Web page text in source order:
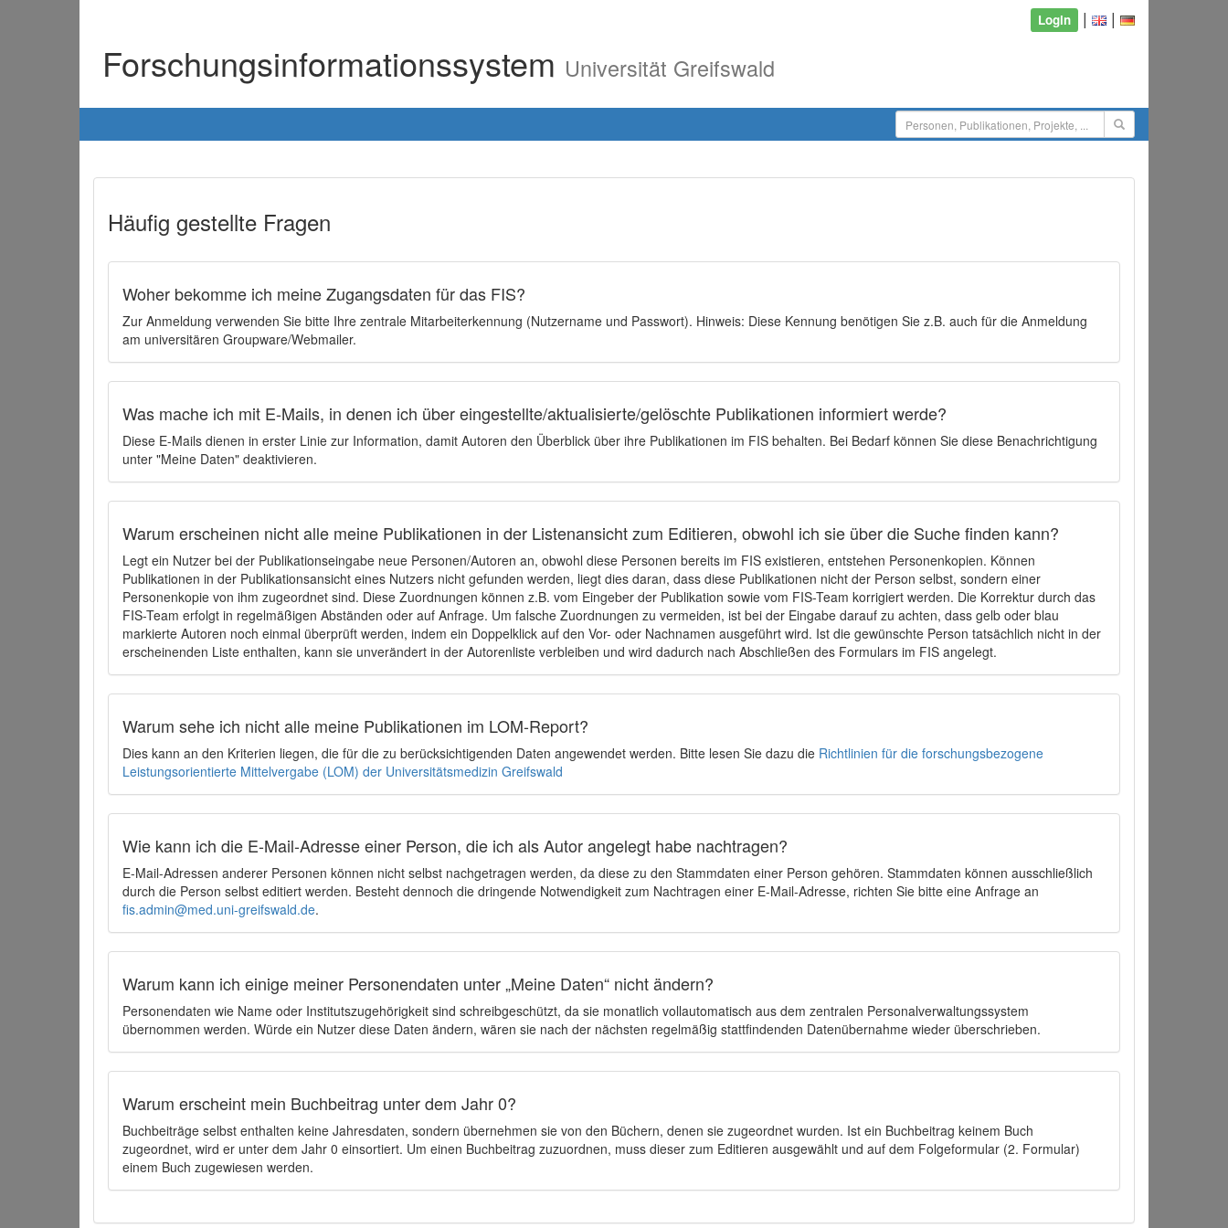
Login | |
Forschungsinformationssystem Universität Greifswald
Häufig gestellte Fragen
Woher bekomme ich meine Zugangsdaten für das FIS?
Zur Anmeldung verwenden Sie bitte Ihre zentrale Mitarbeiterkennung (Nutzername und Passwort). Hinweis: Diese Kennung benötigen Sie z.B. auch für die Anmeldung
am universitären Groupware/Webmailer.
Was mache ich mit E-Mails, in denen ich über eingestellte/aktualisierte/gelöschte Publikationen informiert werde?
Diese E-Mails dienen in erster Linie zur Information, damit Autoren den Überblick über ihre Publikationen im FIS behalten. Bei Bedarf können Sie diese Benachrichtigung
unter "Meine Daten" deaktivieren.
Warum erscheinen nicht alle meine Publikationen in der Listenansicht zum Editieren, obwohl ich sie über die Suche finden kann?
Legt ein Nutzer bei der Publikationseingabe neue Personen/Autoren an, obwohl diese Personen bereits im FIS existieren, entstehen Personenkopien. Können
Publikationen in der Publikationsansicht eines Nutzers nicht gefunden werden, liegt dies daran, dass diese Publikationen nicht der Person selbst, sondern einer
Personenkopie von ihm zugeordnet sind. Diese Zuordnungen können z.B. vom Eingeber der Publikation sowie vom FIS-Team korrigiert werden. Die Korrektur durch das
FIS-Team erfolgt in regelmäßigen Abständen oder auf Anfrage. Um falsche Zuordnungen zu vermeiden, ist bei der Eingabe darauf zu achten, dass gelb oder blau
markierte Autoren noch einmal überprüft werden, indem ein Doppelklick auf den Vor- oder Nachnamen ausgeführt wird. Ist die gewünschte Person tatsächlich nicht in der
erscheinenden Liste enthalten, kann sie unverändert in der Autorenliste verbleiben und wird dadurch nach Abschließen des Formulars im FIS angelegt.
Warum sehe ich nicht alle meine Publikationen im LOM-Report?
Dies kann an den Kriterien liegen, die für die zu berücksichtigenden Daten angewendet werden. Bitte lesen Sie dazu die Richtlinien für die forschungsbezogene
Leistungsorientierte Mittelvergabe (LOM) der Universitätsmedizin Greifswald
Wie kann ich die E-Mail-Adresse einer Person, die ich als Autor angelegt habe nachtragen?
E-Mail-Adressen anderer Personen können nicht selbst nachgetragen werden, da diese zu den Stammdaten einer Person gehören. Stammdaten können ausschließlich
durch die Person selbst editiert werden. Besteht dennoch die dringende Notwendigkeit zum Nachtragen einer E-Mail-Adresse, richten Sie bitte eine Anfrage an
fis.admin@med.uni-greifswald.de.
Warum kann ich einige meiner Personendaten unter „Meine Daten“ nicht ändern?
Personendaten wie Name oder Institutszugehörigkeit sind schreibgeschützt, da sie monatlich vollautomatisch aus dem zentralen Personalverwaltungssystem
übernommen werden. Würde ein Nutzer diese Daten ändern, wären sie nach der nächsten regelmäßig stattfindenden Datenübernahme wieder überschrieben.
Warum erscheint mein Buchbeitrag unter dem Jahr 0?
Buchbeiträge selbst enthalten keine Jahresdaten, sondern übernehmen sie von den Büchern, denen sie zugeordnet wurden. Ist ein Buchbeitrag keinem Buch
zugeordnet, wird er unter dem Jahr 0 einsortiert. Um einen Buchbeitrag zuzuordnen, muss dieser zum Editieren ausgewählt und auf dem Folgeformular (2. Formular)
einem Buch zugewiesen werden.